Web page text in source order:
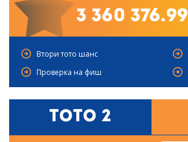
3 360 376.99
Втори тото шанс
Проверка на фиш
Тото 2